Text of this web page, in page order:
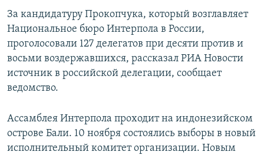
За кандидатуру Прокопчука, который возглавляет
Национальное бюро Интерпола в России,
проголосовали 127 делегатов при десяти против и
восьми воздержавшихся, рассказал РИА Новости
источник в российской делегации, сообщает
ведомство.
Ассамблея Интерпола проходит на индонезийском
острове Бали. 10 ноября состоялись выборы в новый
исполнительный комитет организации. Новым